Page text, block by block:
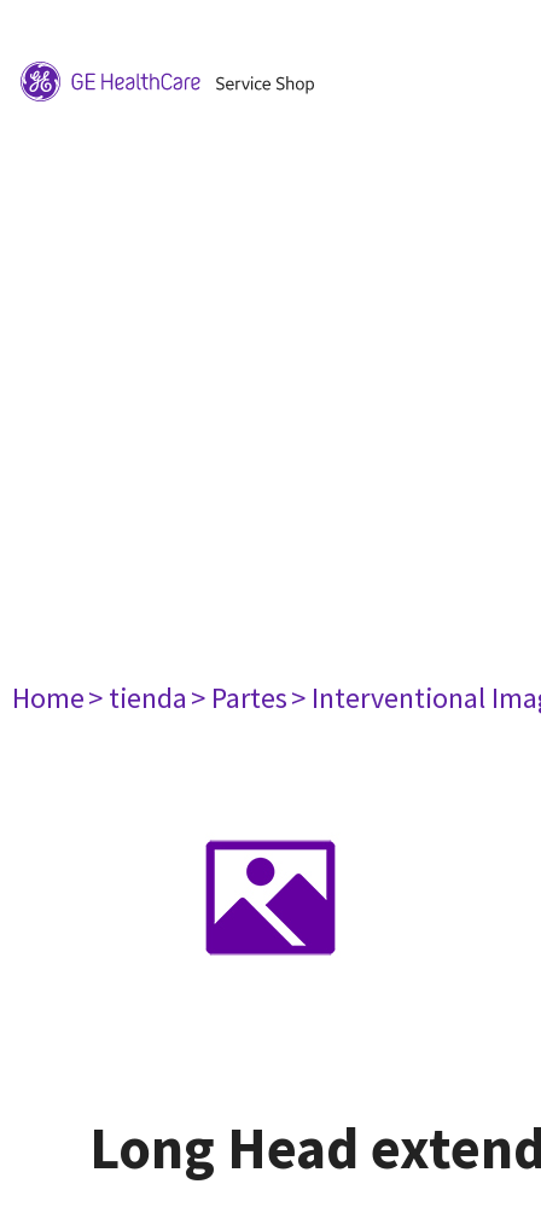
Home> tienda> Partes> Interventional
Long Head